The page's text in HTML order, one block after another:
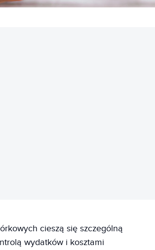
cieszą się szczególną
wydatków i kosztami